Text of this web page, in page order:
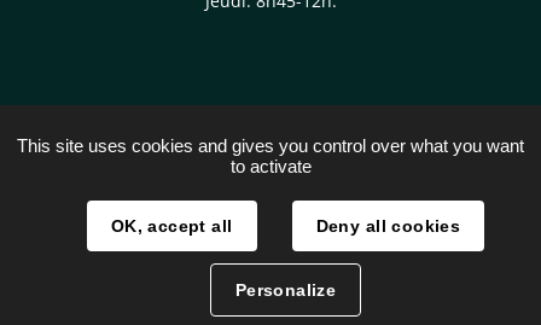
Mentions légales
Traitement des données
This site uses cookies and gives you control over what you want
to activate
OK, accept all Deny all cookies
Personalize